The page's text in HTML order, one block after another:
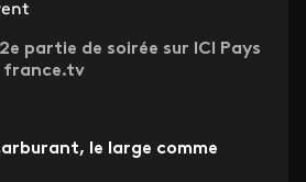
partie de soirée sur ICI Pays
france.tv
le large comme